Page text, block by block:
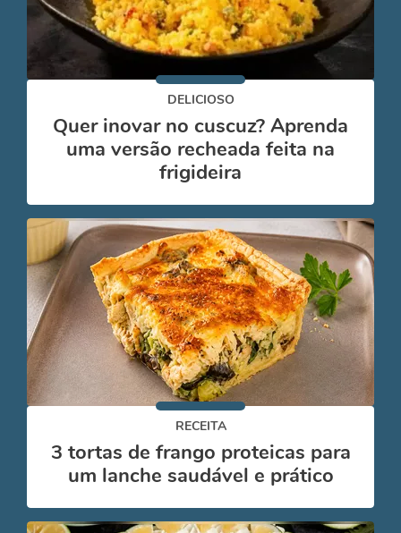
DELICIOSO
Quer inovar no cuscuz? Aprenda
uma versão recheada feita na
frigideira
RECEITA
3 tortas de frango proteicas para
um lanche saudável e prático